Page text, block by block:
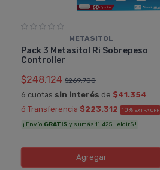
METASITOL
Pack 3 Metasitol Ri Sobrepeso
Controller
$248.124 $269.700
6 cuotas sin interés de $41.354
ó Transferencia $223.312 10% EXTRA OFF
¡ Envío GRATIS y sumás 11.425 Leloir$ !
Agregar